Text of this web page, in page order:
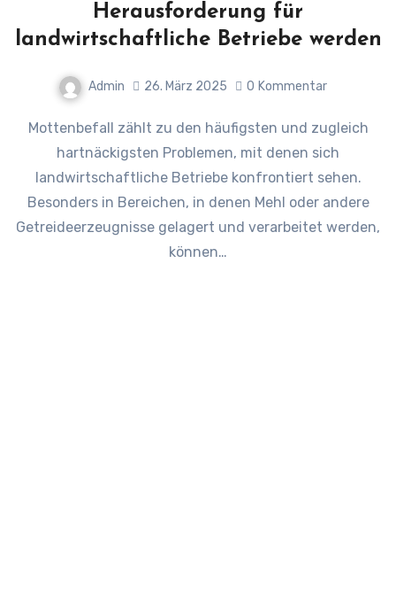
Herausforderung für
landwirtschaftliche Betriebe werden
Admin 26. März 2025 0 Kommentar
Mottenbefall zählt zu den häufigsten und zugleich
hartnäckigsten Problemen, mit denen sich
landwirtschaftliche Betriebe konfrontiert sehen.
Besonders in Bereichen, in denen Mehl oder andere
Getreideerzeugnisse gelagert und verarbeitet werden,
können…